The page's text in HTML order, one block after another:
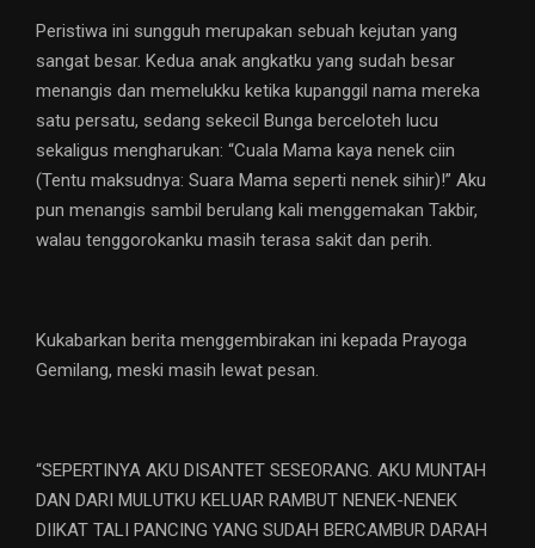
Peristiwa ini sungguh merupakan sebuah kejutan yang
sangat besar. Kedua anak angkatku yang sudah besar
menangis dan memelukku ketika kupanggil nama mereka
satu persatu, sedang sekecil Bunga berceloteh lucu
sekaligus mengharukan: “Cuala Mama kaya nenek ciin
(Tentu maksudnya: Suara Mama seperti nenek sihir)!” Aku
pun menangis sambil berulang kali menggemakan Takbir,
walau tenggorokanku masih terasa sakit dan perih.
Kukabarkan berita menggembirakan ini kepada Prayoga
Gemilang, meski masih lewat pesan.
“SEPERTINYA AKU DISANTET SESEORANG. AKU MUNTAH
DAN DARI MULUTKU KELUAR RAMBUT NENEK-NENEK
DIIKAT TALI PANCING YANG SUDAH BERCAMBUR DARAH